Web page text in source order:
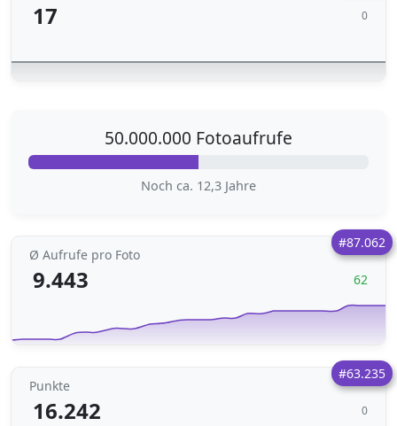
17 0
50.000.000 Fotoaufrufe
Noch ca. 12,3 Jahre
#87.062
Ø Aufrufe pro Foto
9.443 62
#63.235
Punkte
16.242 0